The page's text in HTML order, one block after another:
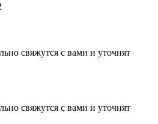
свяжутся с вами и уточнят
свяжутся с вами и уточнят